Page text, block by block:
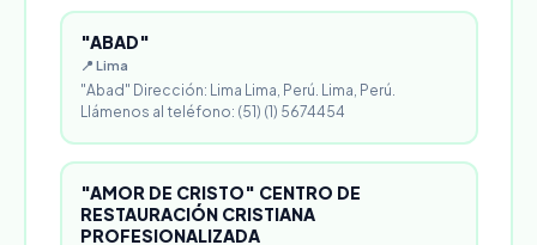
"ABAD"
📍 Lima
"Abad" Dirección: Lima Lima, Perú. Lima, Perú.
Llámenos al teléfono: (51) (1) 5674454
"AMOR DE CRISTO" CENTRO DE
RESTAURACIÓN CRISTIANA
PROFESIONALIZADA